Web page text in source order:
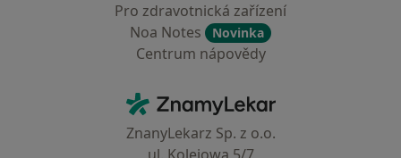
Pro zdravotnická zařízení
Noa Notes
Novinka
Centrum nápovědy
ZnamyLekar - Hlavní stránka
ZnanyLekarz Sp. z o.o.